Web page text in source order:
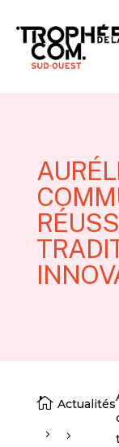
 Actualités